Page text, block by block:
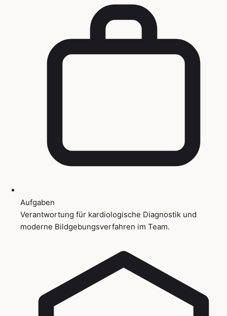
Aufgaben
Verantwortung für kardiologische Diagnostik und
moderne Bildgebungsverfahren im Team.